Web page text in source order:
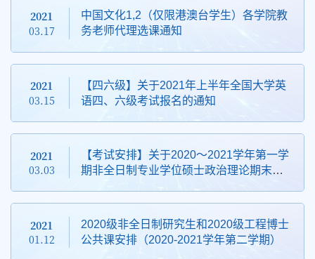
2021
03.17
中国文化1,2（仅限港澳台学生）各学院教
务老师代理选课通知
2021
03.15
【四六级】关于2021年上半年全国大学英
语四、六级考试报名的通知
2021
03.03
【考试安排】关于2020～2021学年第一学
期非全日制专业学位硕士政治理论期末考
2021
01.12
2020级非全日制研究生和2020级工程博士
公共课安排（2020-2021学年第二学期）